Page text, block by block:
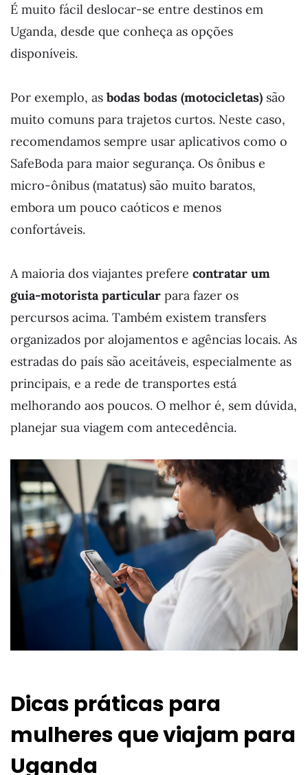
É muito fácil deslocar-se entre destinos em
Uganda, desde que conheça as opções
disponíveis.
Por exemplo, as bodas bodas (motocicletas) são
muito comuns para trajetos curtos. Neste caso,
recomendamos sempre usar aplicativos como o
SafeBoda para maior segurança. Os ônibus e
micro-ônibus (matatus) são muito baratos,
embora um pouco caóticos e menos
confortáveis.
A maioria dos viajantes prefere contratar um
guia-motorista particular para fazer os
percursos acima. Também existem transfers
organizados por alojamentos e agências locais. As
estradas do país são aceitáveis, especialmente as
principais, e a rede de transportes está
melhorando aos poucos. O melhor é, sem dúvida,
planejar sua viagem com antecedência.
Dicas práticas para
mulheres que viajam para
Uganda